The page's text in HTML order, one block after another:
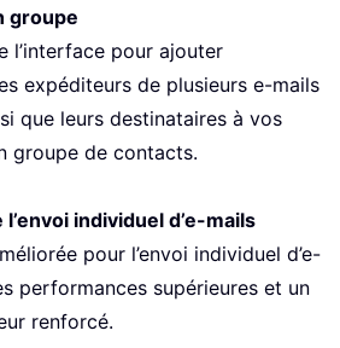
groupe
l’interface pour ajouter
expéditeurs de plusieurs e-mails
que leurs destinataires à vos
groupe de contacts.
individuel d’e-mails
pour l’envoi individuel d’e-
performances supérieures et un
renforcé.